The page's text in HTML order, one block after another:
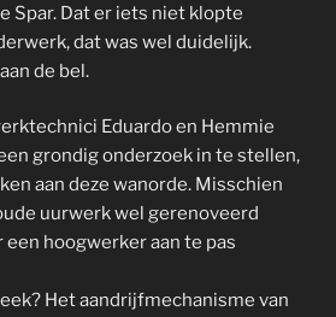
Spar. Dat er iets niet klopte
dat was wel duidelijk.
de bel.
Eduardo en Hemmie
grondig onderzoek in te stellen,
aan deze wanorde. Misschien
uurwerk wel gerenoveerd
hoogwerker aan te pas
Het aandrijfmechanisme van